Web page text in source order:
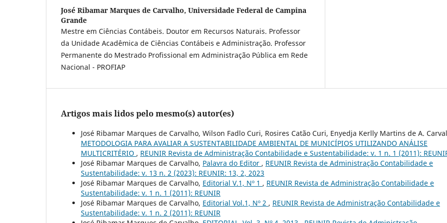
José Ribamar Marques de Carvalho, Universidade Federal de Campina
Grande
Mestre em Ciências Contábeis. Doutor em Recursos Naturais. Professor
da Unidade Acadêmica de Ciências Contábeis e Administração. Professor
Permanente do Mestrado Profissional em Administração Pública em Rede
Nacional - PROFIAP
Artigos mais lidos pelo mesmo(s) autor(es)
José Ribamar Marques de Carvalho, Wilson Fadlo Curi, Rosires Catão Curi, Enyedja Kerlly Martins de A.
METODOLOGIA PARA AVALIAR A SUSTENTABILIDADE AMBIENTAL DE MUNICÍPIOS UTILIZANDO ANÁLISE
MULTICRITÉRIO , REUNIR Revista de Administração Contabilidade e Sustentabilidade: v. 1 n. 1 (2011):
José Ribamar Marques de Carvalho, Palavra do Editor , REUNIR Revista de Administração Contabilidade e
Sustentabilidade: v. 13 n. 2 (2023): REUNIR: 13, 2, 2023
José Ribamar Marques de Carvalho, Editorial V.1, Nº 1 , REUNIR Revista de Administração Contabilidade e
Sustentabilidade: v. 1 n. 1 (2011): REUNIR
José Ribamar Marques de Carvalho, Editorial Vol.1, Nº 2 , REUNIR Revista de Administração Contabilidade e
Sustentabilidade: v. 1 n. 2 (2011): REUNIR